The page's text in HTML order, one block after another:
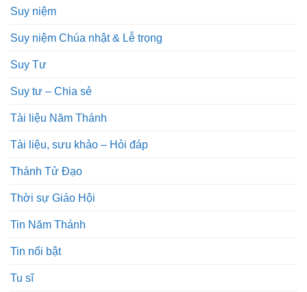
Suy niệm
Suy niệm Chúa nhật & Lễ trọng
Suy Tư
Suy tư – Chia sẻ
Tài liệu Năm Thánh
Tài liệu, sưu khảo – Hỏi đáp
Thánh Tử Đạo
Thời sự Giáo Hội
Tin Năm Thánh
Tin nổi bật
Tu sĩ